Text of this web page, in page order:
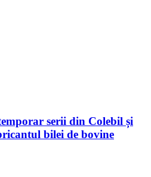
serii din Colebil și
bilei de bovine